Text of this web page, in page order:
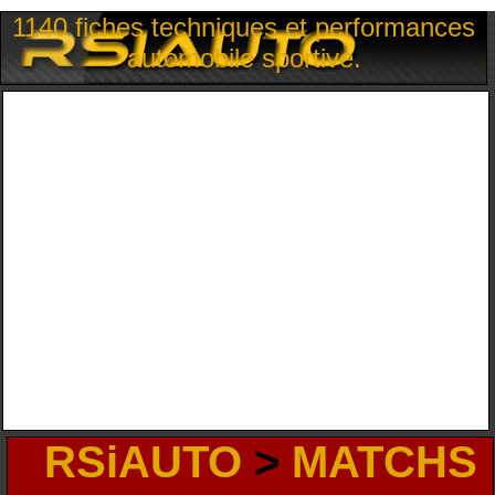
1140 fiches techniques et performances
automobile sportive.
RSiAUTO > MATCHS